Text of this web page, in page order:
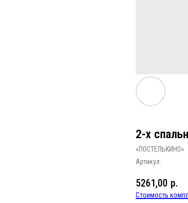
2-х
«ПОСТЕЛЬКИНО»
Артикул:
5261,00 р.
Стоимость